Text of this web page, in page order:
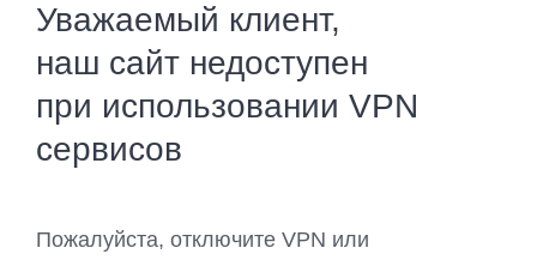
Уважаемый клиент,
наш сайт недоступен
при использовании VPN
сервисов
Пожалуйста, отключите VPN или